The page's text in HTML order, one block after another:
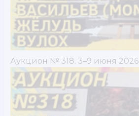
Аукцион № 318. 3–9 июня 2026